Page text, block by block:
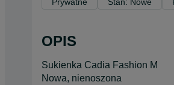
OPIS
Sukienka Cadia Fashion M
Nowa, nienoszona